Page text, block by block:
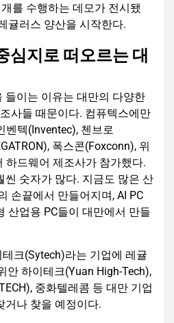
를 수행하는 데모가 전시됐
귤러스 양산을 시작한다.
심지로 떠오르는 대
들이는 이유는 대만의 다양한
사들 때문이다. 컴퓨텍스에만
벤텍(Inventec), 첸브로
폭스콘(Foxconn), 위
하드웨어 제조사가 참가했다.
씬 숫자가 많다. 지금도 많은 산
손끝에서 만들어지며, AI PC
산업용 PC들이 대만에서 만들
크(Sytech)라는 기업에 레귤
안 하이테크(Yuan High-Tech),
중화텔레콤 등 대만 기업
거나 찾을 예정이다.